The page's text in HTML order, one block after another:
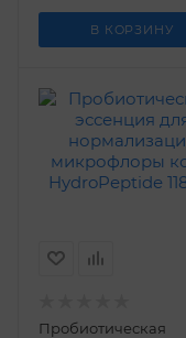
В КОРЗИНУ
Пробиотическая